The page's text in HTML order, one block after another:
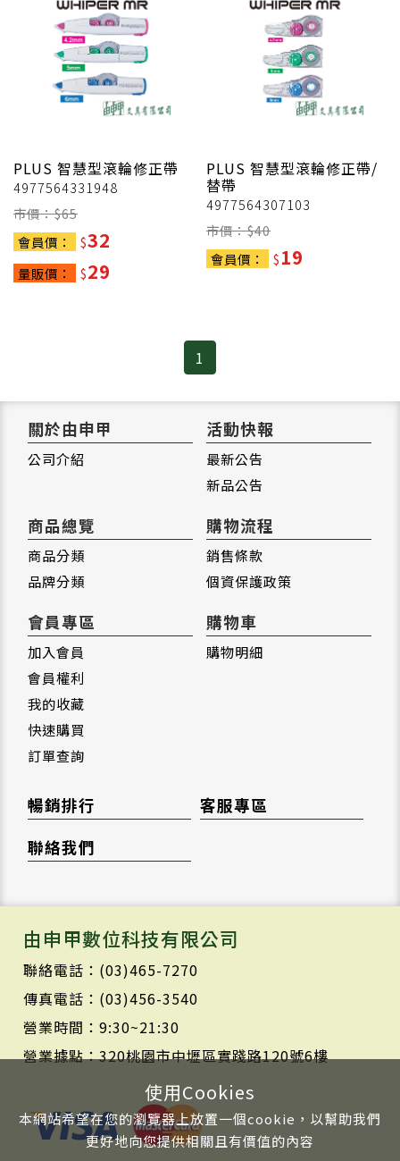
PLUS 智慧型滾輪修正帶
4977564331948
市價：$65
會員價：
$32
量販價： $29
PLUS 智慧型滾輪修正帶/
替帶
4977564307103
市價：$40
會員價：
$19
1
關於由申甲
公司介紹
活動快報
最新公告
新品公告
商品總覽
商品分類
品牌分類
購物流程
銷售條款
個資保護政策
會員專區
加入會員
會員權利
我的收藏
快速購買
訂單查詢
購物車
購物明細
暢銷排行
客服專區
聯絡我們
由申甲數位科技有限公司
聯絡電話：(03)465-7270
傳真電話：(03)456-3540
營業時間：9:30~21:30
營業據點：320桃園市中壢區實踐路120號6樓
使用Cookies
本網站希望在您的瀏覽器上放置一個cookie，以幫助我們
更好地向您提供相關且有價值的內容